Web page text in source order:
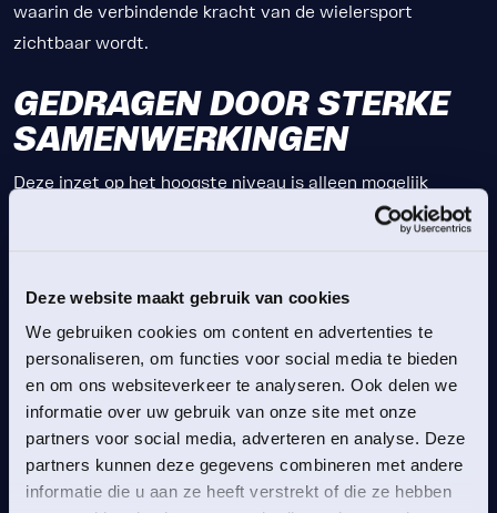
Deze website maakt gebruik van cookies
We gebruiken cookies om content en advertenties te
personaliseren, om functies voor social media te bieden
en om ons websiteverkeer te analyseren. Ook delen we
informatie over uw gebruik van onze site met onze
partners voor social media, adverteren en analyse. Deze
partners kunnen deze gegevens combineren met andere
informatie die u aan ze heeft verstrekt of die ze hebben
waarin de verbindende kracht van de wielersport
zichtbaar wordt.
GEDRAGEN DOOR STERKE
SAMENWERKINGEN
Deze inzet op het hoogste niveau is alleen mogelijk
dankzij langdurige samenwerkingen met partners als
samenwerking met Flanders Classics wordt ieder jaar
opnieuw gebouwd aan een organisatie waarin kwaliteit
en betrouwbaarheid centraal staan, en waarin alle
schakels in het geheel op elkaar aansluiten. Als LPC
geven wij in samenwerking met Shimano uitvoering aan
het Shimano Neutrale Service Team, waarmee we de
voorwaarden creëren waarin renners onder alle